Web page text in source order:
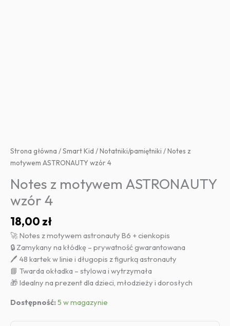
Strona główna /Smart Kid /Notatniki/pamiętniki / Notes z
motywem ASTRONAUTY wzór 4
Notes z motywem ASTRONAUTY
wzór 4
18,00 zł
🚀 Notes z motywem astronauty B6 + cienkopis
🔒 Zamykany na kłódkę – prywatność gwarantowana
🖊️ 48 kartek w linie i długopis z figurką astronauty
📘 Twarda okładka – stylowa i wytrzymała
🎁 Idealny na prezent dla dzieci, młodzieży i dorosłych
Dostępność:5 w magazynie